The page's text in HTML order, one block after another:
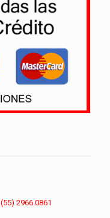
2966.0861